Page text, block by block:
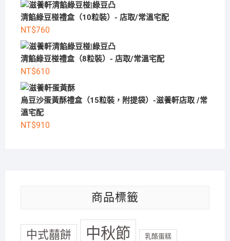
清餡綠豆椪禮盒（10粒裝）- 店取/常溫宅配
NT$760
清餡綠豆椪禮盒（8粒裝）- 店取/常溫宅配
NT$610
烏豆沙蛋黃酥禮盒（15粒裝，附提袋）-滋養軒店取 /常
溫宅配
NT$910
商品標籤
中式囍餅 中秋節 乳酪蛋糕